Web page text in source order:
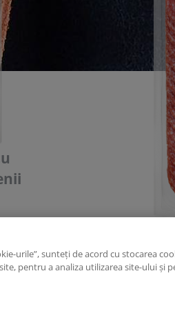
urile”, sunteți de acord cu stocarea
pentru a analiza utilizarea site-ului și